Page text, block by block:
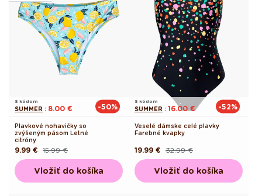
S kódom
SUMMER : 8.00 € -50%
Plavkové nohavičky so
zvýšeným pásom Letné
citróny
Pôvodná
cena
15.99 €
Akciová
cena
9.99 €
Vložiť do košíka
S kódom
SUMMER : 16.00 € -52%
Veselé dámske celé plavky
Farebné kvapky
Pôvodná
cena
32.99 €
Akciová
cena
19.99 €
Vložiť do košíka